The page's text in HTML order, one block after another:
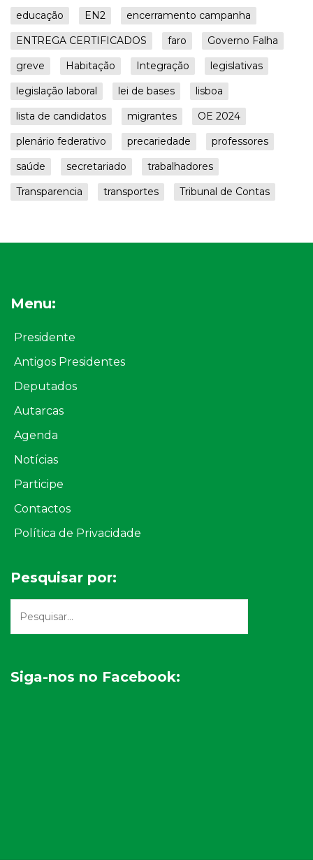
educação
EN2
encerramento campanha
ENTREGA CERTIFICADOS
faro
Governo Falha
greve
Habitação Integração
legislativas
legislação laboral
lei de bases
lisboa
lista de candidatos
migrantes
OE 2024
plenário federativo
precariedade
professores
saúde
secretariado
trabalhadores
Transparencia
transportes Tribunal de Contas
Menu:
Presidente
Antigos Presidentes
Deputados
Autarcas
Agenda
Notícias
Participe
Contactos
Política de Privacidade
Pesquisar por:
Siga-nos no Facebook: